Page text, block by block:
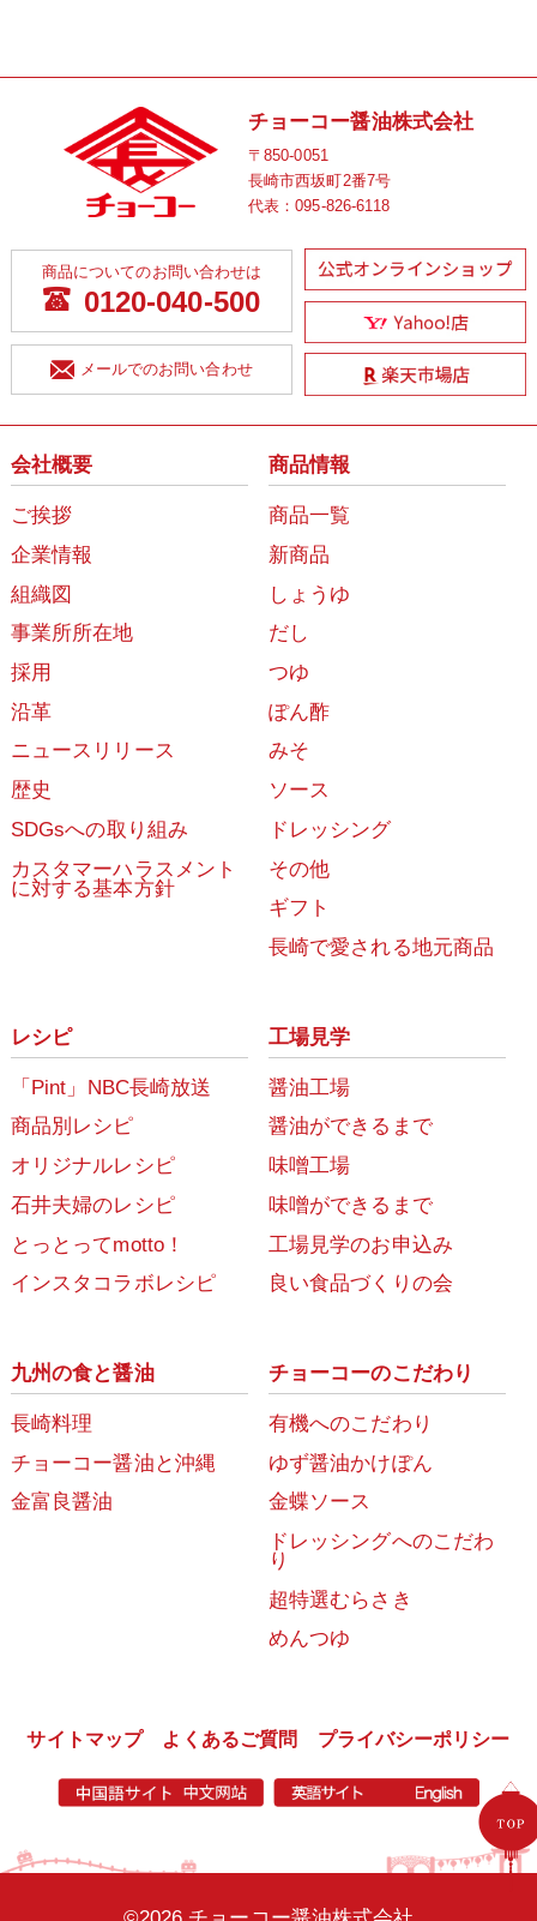
チョーコー醤油株式会社
〒850-0051
長崎市西坂町2番7号
代表：095-826-6118
商品についてのお問い合わせは
0120-040-500
メールでのお問い合わせ
会社概要
ご挨拶
企業情報
組織図
事業所所在地
採用
沿革
ニュースリリース
歴史
SDGsへの取り組み
カスタマーハラスメント
に対する基本方針
商品情報
商品一覧
新商品
しょうゆ
だし
つゆ
ぽん酢
みそ
ソース
ドレッシング
その他
ギフト
長崎で愛される地元商品
レシピ
「Pint」NBC長崎放送
商品別レシピ
オリジナルレシピ
石井夫婦のレシピ
とっとってmotto！
インスタコラボレシピ
工場見学
醤油工場
醤油ができるまで
味噌工場
味噌ができるまで
工場見学のお申込み
良い食品づくりの会
九州の食と醤油
長崎料理
チョーコー醤油と沖縄
金富良醤油
チョーコーのこだわり
有機へのこだわり
ゆず醤油かけぽん
金蝶ソース
ドレッシングへのこだわ
り
超特選むらさき
めんつゆ
サイトマップ よくあるご質問 プライバシーポリシー